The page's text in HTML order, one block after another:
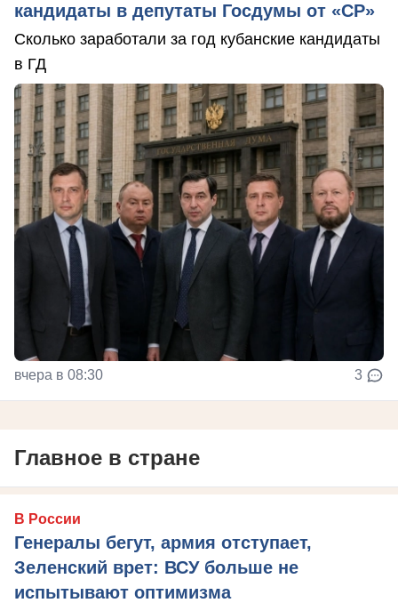
кандидаты в депутаты Госдумы от «СР»
Сколько заработали за год кубанские кандидаты
в ГД
вчера в 08:30 3
Главное в стране
В России
Генералы бегут, армия отступает,
Зеленский врет: ВСУ больше не
испытывают оптимизма